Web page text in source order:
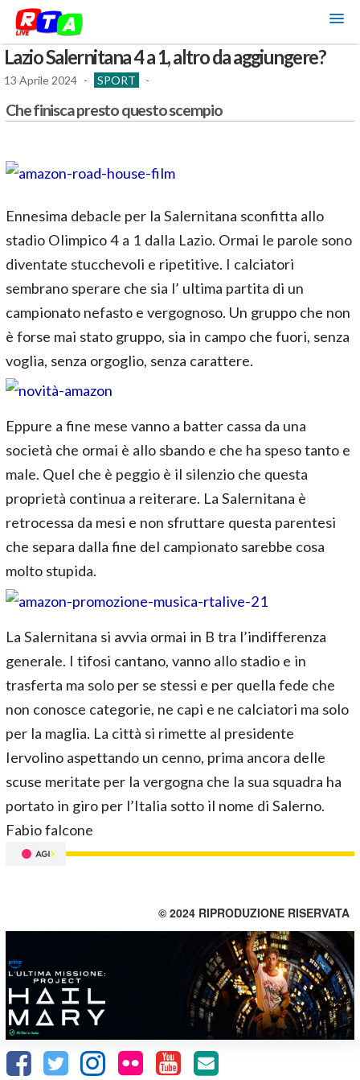
Lazio Salernitana 4 a 1, altro da aggiungere?
13 Aprile 2024 - SPORT -
Che finisca presto questo scempio
Ennesima debacle per la Salernitana sconfitta allo
stadio Olimpico 4 a 1 dalla Lazio. Ormai le parole sono
diventate stucchevoli e ripetitive. I calciatori
sembrano sperare che sia l’ ultima partita di un
campionato nefasto e vergognoso. Un gruppo che non
è forse mai stato gruppo, sia in campo che fuori, senza
voglia, senza orgoglio, senza carattere.
Eppure a fine mese vanno a batter cassa da una
società che ormai è allo sbando e che ha speso tanto e
male. Quel che è peggio è il silenzio che questa
proprietà continua a reiterare. La Salernitana è
retrocessa da mesi e non sfruttare questa parentesi
che separa dalla fine del campionato sarebbe cosa
molto stupida.
La Salernitana si avvia ormai in B tra l’indifferenza
generale. I tifosi cantano, vanno allo stadio e in
trasferta ma solo per se stessi e per quella fede che
non conosce categorie, ne capi e ne calciatori ma solo
per la maglia. La città si rimette al presidente
Iervolino aspettando un cenno, prima ancora delle
scuse meritate per la vergogna che la sua squadra ha
portato in giro per l’Italia sotto il nome di Salerno.
Fabio falcone
© 2024 RIPRODUZIONE RISERVATA